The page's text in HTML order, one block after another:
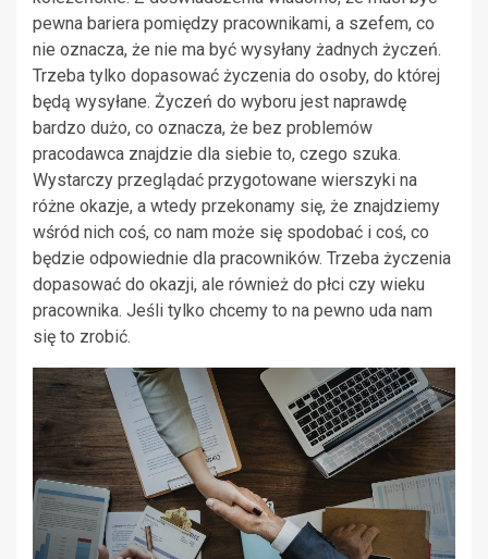
pewna bariera pomiędzy pracownikami, a szefem, co
nie oznacza, że nie ma być wysyłany żadnych życzeń.
Trzeba tylko dopasować życzenia do osoby, do której
będą wysyłane. Życzeń do wyboru jest naprawdę
bardzo dużo, co oznacza, że bez problemów
pracodawca znajdzie dla siebie to, czego szuka.
Wystarczy przeglądać przygotowane wierszyki na
różne okazje, a wtedy przekonamy się, że znajdziemy
wśród nich coś, co nam może się spodobać i coś, co
będzie odpowiednie dla pracowników. Trzeba życzenia
dopasować do okazji, ale również do płci czy wieku
pracownika. Jeśli tylko chcemy to na pewno uda nam
się to zrobić.